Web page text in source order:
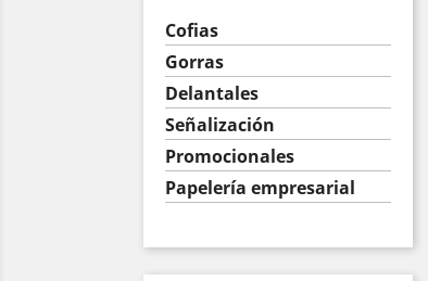
Cofias
Gorras
Delantales
Señalización
Promocionales
Papelería empresarial